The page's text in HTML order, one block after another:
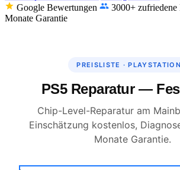
Google Bewertungen
3000+ zufriedene
Monate Garantie
PREISLISTE ·
PS5 Reparatur —
Chip-Level-Reparatur am
Einschätzung kostenlos,
Monate Garantie.